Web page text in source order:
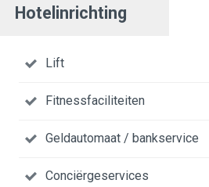
Hotelinrichting
Lift
Fitnessfaciliteiten
Geldautomaat / bankservice
Conciërgeservices